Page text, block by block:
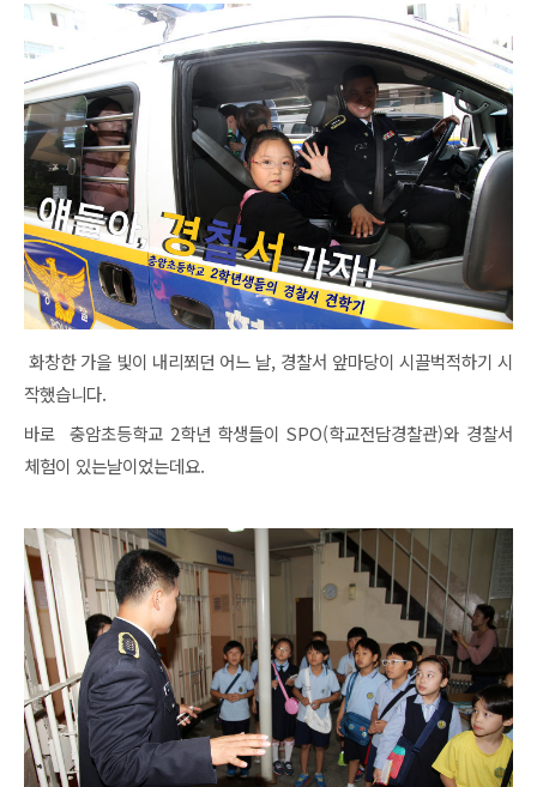
화창한 가을 빛이 내리쬐던 어느 날, 경찰서 앞마당이 시끌벅적하기 시
작했습니다.
바로 충암초등학교 2학년 학생들이 SPO(학교전담경찰관)와 경찰서
체험이 있는날이었는데요.